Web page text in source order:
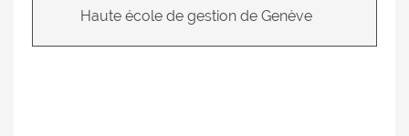
Haute école de gestion de Genève